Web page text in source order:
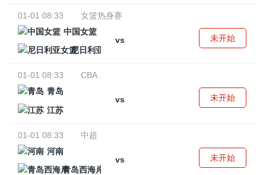
01-01 08:33
女篮热身赛
中国女篮
vs
尼日利亚女篮
未开始
01-01 08:33
CBA
青岛
vs
江苏
未开始
01-01 08:33
中超
河南
vs
青岛西海岸
未开始